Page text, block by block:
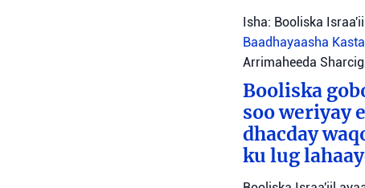
Isha: Booliska Israa'iil
Baadhayaasha
Arrimaheeda
Booliska
soo weriyay
dhacday
ku lug